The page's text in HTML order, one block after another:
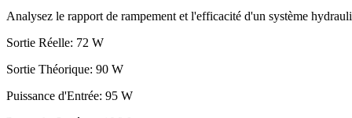
Analysez le rapport de rampement et l'efficacité d'un système
Sortie Réelle: 72 W
Sortie Théorique: 90 W
Puissance d'Entrée: 95 W